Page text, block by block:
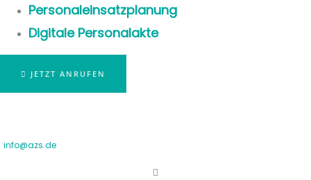
Personaleinsatzplanung
Digitale Personalakte
JETZT ANRUFEN
info@azs.de